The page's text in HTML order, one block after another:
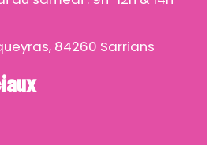
84260 Sarrians